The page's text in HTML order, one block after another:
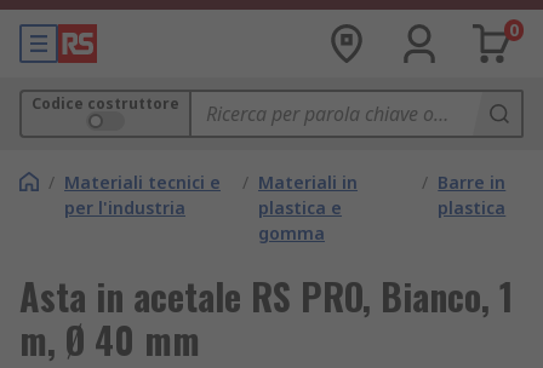
0
Codice costruttore
/ Materiali tecnici e
per l'industria
/ Materiali in
plastica e
gomma
/ Barre in
plastica
Asta in acetale RS PRO, Bianco, 1
m, Ø 40 mm